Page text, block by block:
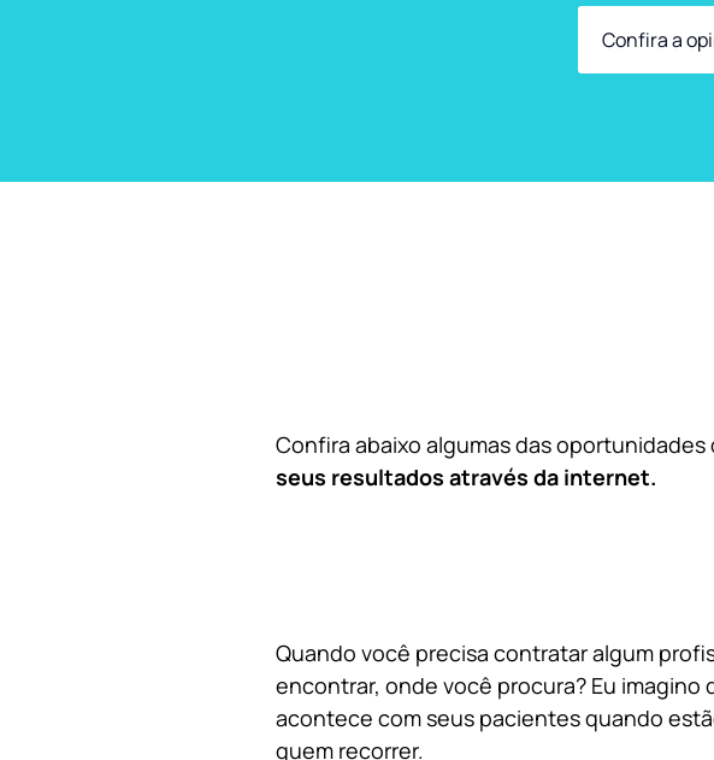
Confira a
Confira abaixo algumas das
seus resultados através da internet.
Quando você precisa contratar algum
encontrar, onde você procura? Eu
acontece com seus pacientes quando
quem recorrer.